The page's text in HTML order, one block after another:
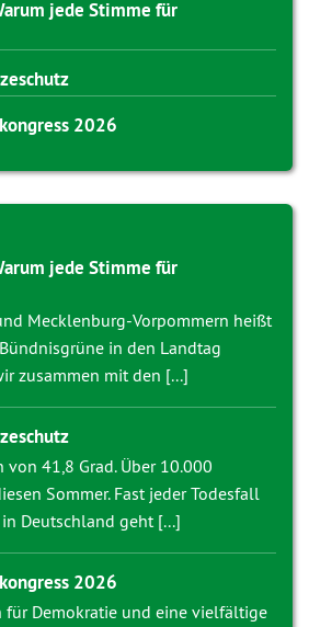
jede Stimme für
2026
jede Stimme für
Mecklenburg-Vorpommern heißt
in den Landtag
zusammen mit den [...]
von 41,8 Grad. Über 10.000
Sommer. Fast jeder Todesfall
Deutschland geht [...]
2026
für Demokratie und eine vielfältige